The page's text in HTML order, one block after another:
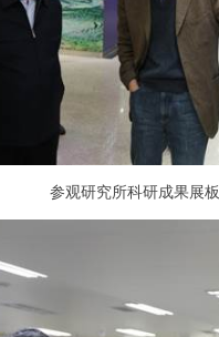
参观研究所科研成果展板